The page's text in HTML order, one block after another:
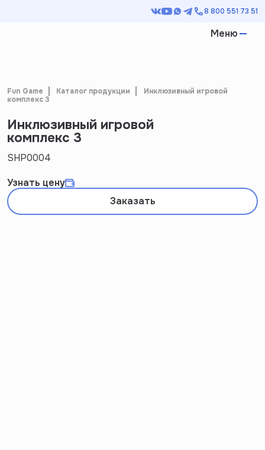
8 800 551 73 51
Меню
Fun Game Каталог продукции
Инклюзивный игровой
комплекс 3
Инклюзивный игровой
комплекс 3
SHP0004
Узнать цену
Заказать